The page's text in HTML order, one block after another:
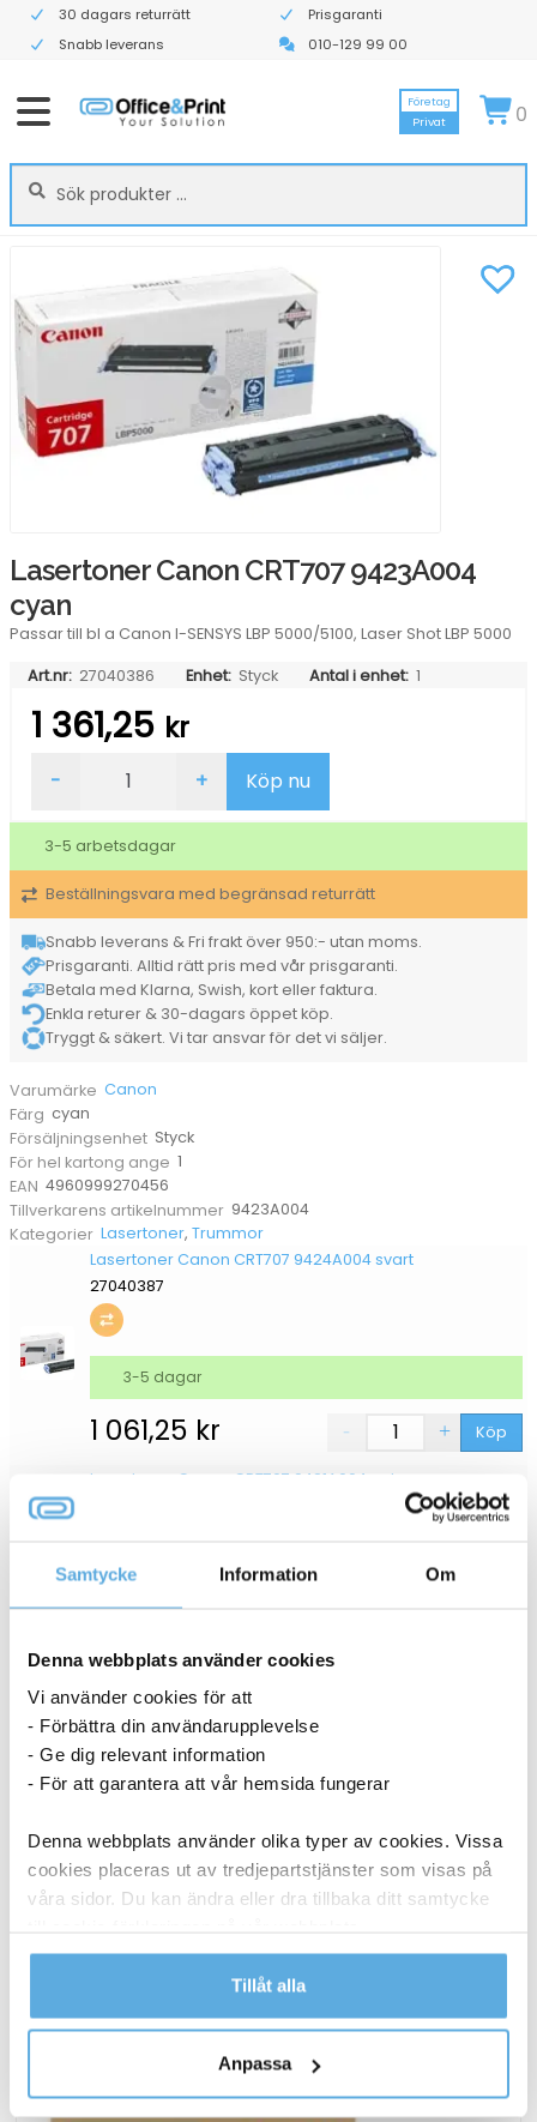
Samtycke Information Om
Denna webbplats använder cookies
Vi använder cookies för att
- Förbättra din användarupplevelse
- Ge dig relevant information
- För att garantera att vår hemsida fungerar
Denna webbplats använder olika typer av cookies. Vissa
cookies placeras ut av tredjepartstjänster som visas på
våra sidor. Du kan ändra eller dra tillbaka ditt samtycke
Läs mer i vår integritetspolicy om vilka vi är, hur du
kontaktar oss och på vilket sätt vi behandlar
Tillåt alla
Anpassa
30 dagars returrätt
Prisgaranti
Snabb leverans
010-129 99 00
Sök
efter:
Sök
Företag
Privat
0
Lasertoner Canon CRT707 9423A004
cyan
Passar till bl a Canon I-SENSYS LBP 5000/5100, Laser Shot LBP 5000
Art.nr: 27040386 Enhet: Styck Antal i enhet: 1
1 361,25 kr
Canon
9423A004
cyan
mängd
- + Köp nu
3-5 arbetsdagar
Beställningsvara med begränsad returrätt
Snabb leverans & Fri frakt över 950:- utan moms.
Prisgaranti. Alltid rätt pris med vår prisgaranti.
Betala med Klarna, Swish, kort eller faktura.
Enkla returer & 30-dagars öppet köp.
Tryggt & säkert. Vi tar ansvar för det vi säljer.
Varumärke Canon
Färg cyan
Försäljningsenhet Styck
För hel kartong ange 1
EAN 4960999270456
Tillverkarens artikelnummer 9423A004
Kategorier Lasertoner,Trummor
Lasertoner Canon CRT707 9424A004 svart
27040387
1 061,25 kr Köp
3-5 dagar
Lasertoner Canon CRT707 9421A004 gul
1 373,75kr
Lasertoner Canon CRT707 9422A004 magenta
27040385
1 386,25kr Köp
ANDRA KÖPTE OCKSÅ